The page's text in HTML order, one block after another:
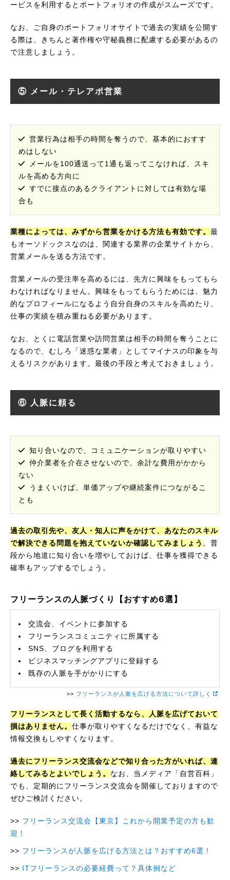
ービスを利用するとポートフォリオの作成がスムーズです。
なお、ご自身のポートフォリオサイトで過去の実績を公開す
る際は、きちんと著作権や守秘義務に配慮する必要があるの
で注意しましょう。
⑤ メール・テレアポ営業
営業行為は相手の時間を奪うので、基本的におすす
めはしない
メールを100通送って1通も返ってこなければ、スキ
ルを高める方向に
すでに接点のあるクライアントに対しては有効な場
合も
業種によっては、みずから営業をかける方法も有効です。 最
もオーソドックスなのは、関連する業界の企業サイトから、
営業メールを送る方法です。
営業メールの受注率を高めるには、先方に興味をもってもら
わなければなりません。興味をもってもらうためには、魅力
的なプロフィールになるよう自分自身のスキルを高めたり、
仕事の実績を積み重ねる必要があります。
なお、とくに電話営業や訪問営業は相手の時間を奪うことに
なるので、むしろ「迷惑な業者」としてマイナスの印象を与
えるリスクがあります。最後の手段と考えておきましょう。
⑥ 人脈に頼る
知り合いなので、コミュニケーションが取りやすい
仲介業者を介在させないので、余計な費用がかから
ない
うまくいけば、単価アップや継続案件につながるこ
とも
過去の取引先や、友人・知人に声をかけて、あなたのスキル
で解決できる問題を抱えていないか確認してみましょう 。普
段から地道に知り合いを増やしておけば、仕事を獲得できる
確率もアップするでしょう。
フリーランスの人脈づくり【おすすめ6選】
交流会、イベントに参加する
フリーランスコミュニティに所属する
SNS、ブログを利用する
ビジネスマッチングアプリに登録する
既存の人脈を手がかりにする
>> フリーランスが人脈を広げる方法について詳しく
フリーランスとして長く活動するなら、人脈を広げておいて
損はありません。 仕事が取りやすくなるだけでなく、有益な
情報交換もしやすくなります。
過去にフリーランス交流会などで知り合った方がいれば、連
絡してみるとよいでしょう。 なお、当メディア「自営百科」
でも、定期的にフリーランス交流会を開催しておりますので
ぜひご検討ください。
フリーランス交流会【東京】これから開業予定の方も歓
迎！
フリーランスが人脈を広げる方法とは？おすすめ6選！
ITフリーランスの必要経費って？具体例など